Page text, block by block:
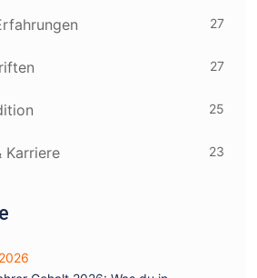
27
27
25
Karriere 23